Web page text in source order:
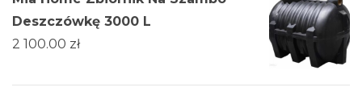
Deszczówkę 3000 L
2 100.00 zł